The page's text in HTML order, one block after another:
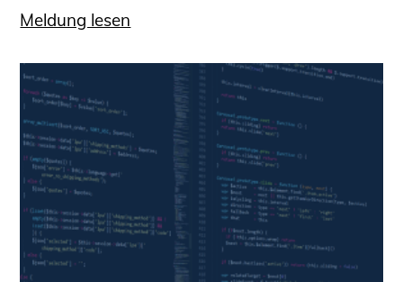
Meldung lesen